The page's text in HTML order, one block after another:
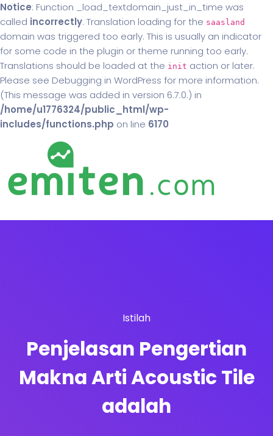
Notice: Function _load_textdomain_just_in_time was
called incorrectly. Translation loading for the saasland
domain was triggered too early. This is usually an indicator
for some code in the plugin or theme running too early.
Translations should be loaded at the init action or later.
Please see Debugging in WordPress for more information.
(This message was added in version 6.7.0.) in
/home/u1776324/public_html/wp-
includes/functions.php on line 6170
Istilah
Penjelasan Pengertian
Makna Arti Acoustic Tile
adalah